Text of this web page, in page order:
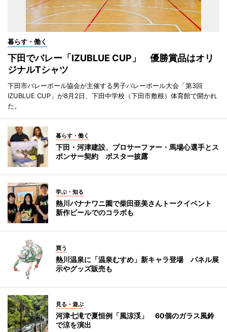
暮らす・働く
下田でバレー「IZUBLUE CUP」 優勝賞品はオリ
ジナルTシャツ
下田市バレーボール協会が主催する男子バレーボール大会「第3回
IZUBLUE CUP」が8月2日、下田中学校（下田市敷根）体育館で開かれ
た。
暮らす・働く
下田・河津建設、プロサーファー・馬場心選手とス
ポンサー契約 ポスター披露
学ぶ・知る
熱川バナナワニ園で柴田亜美さんトークイベント
新作ビールでのコラボも
買う
熱川温泉に「温泉むすめ」新キャラ登場 パネル展
示やグッズ販売も
見る・遊ぶ
河津七滝で夏恒例「風涼渓」 60個のガラス風鈴
で涼を演出